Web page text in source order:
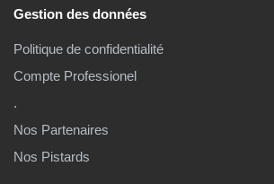
Gestion des données
Politique de confidentialité
Compte Professionel
.
Nos Partenaires
Nos Pistards